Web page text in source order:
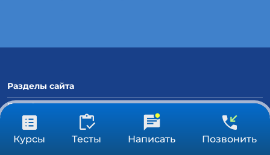
Курсы Тесты Написать Позвонить
от 3 900 ₽
36/72/144 ч Получить консультацию
Разделы сайта
Партнёрская программа
Для организаций
Курсы для врачей и медсестер